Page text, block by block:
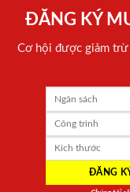
ĐĂNG KÝ
Cơ hội được giảm trừ